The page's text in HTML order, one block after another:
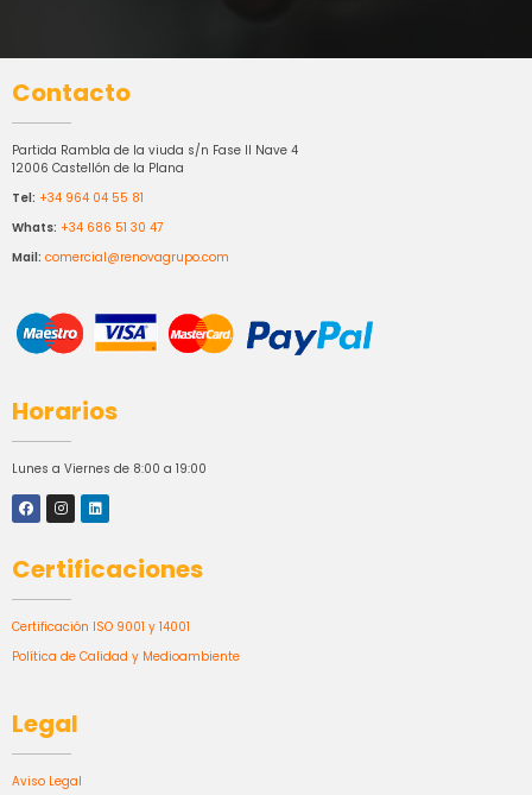
Contacto
Partida Rambla de la viuda s/n Fase II Nave 4
12006 Castellón de la Plana
Tel: +34 964 04 55 81
Whats: +34 686 51 30 47
Mail: comercial@renovagrupo.com
Horarios
Lunes a Viernes de 8:00 a 19:00
Certificaciones
Certificación ISO 9001 y 14001
Política de Calidad y Medioambiente
Legal
Aviso Legal